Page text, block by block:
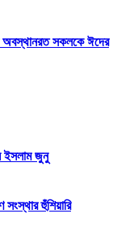
অবস্থানরত সকলকে ঈদের
ইসলাম জুনু
সংস্থার হুঁশিয়ারি